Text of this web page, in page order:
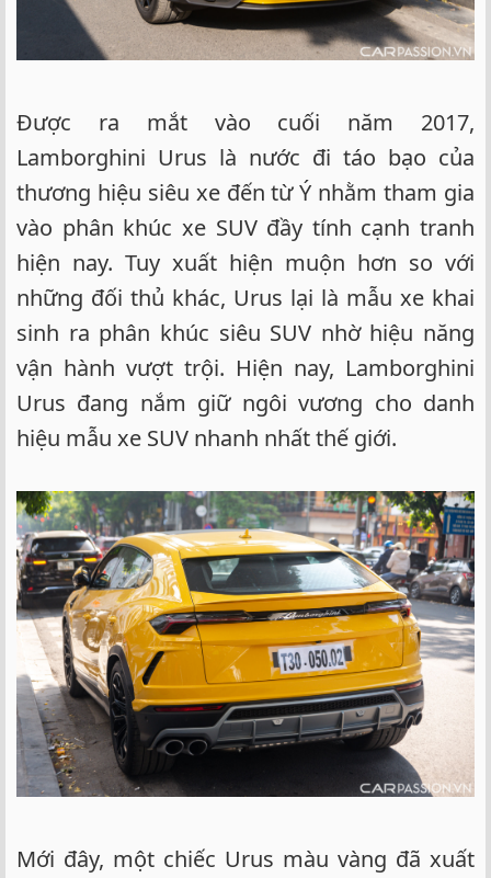
Được ra mắt vào cuối năm 2017,
Lamborghini Urus là nước đi táo bạo của
thương hiệu siêu xe đến từ Ý nhằm tham gia
vào phân khúc xe SUV đầy tính cạnh tranh
hiện nay. Tuy xuất hiện muộn hơn so với
những đối thủ khác, Urus lại là mẫu xe khai
sinh ra phân khúc siêu SUV nhờ hiệu năng
vận hành vượt trội. Hiện nay, Lamborghini
Urus đang nắm giữ ngôi vương cho danh
hiệu mẫu xe SUV nhanh nhất thế giới.
Mới đây, một chiếc Urus màu vàng đã xuất